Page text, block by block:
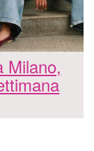
Milano,